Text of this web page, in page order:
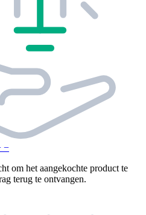
−
om het aangekochte product te
terug te ontvangen.